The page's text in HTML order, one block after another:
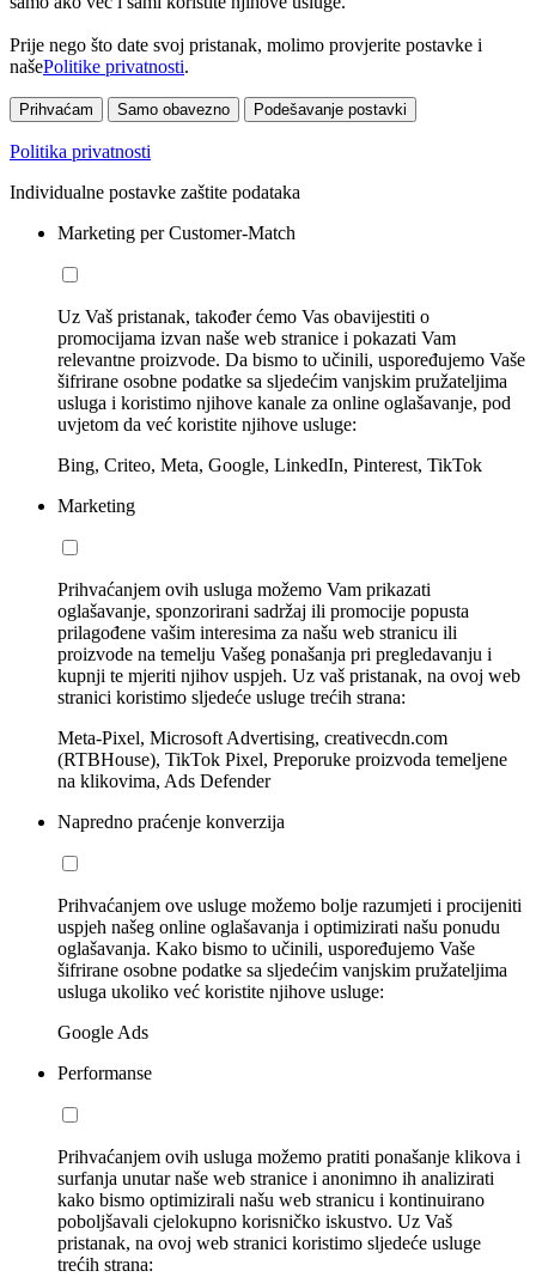
Prije nego što date svoj pristanak, molimo provjerite postavke i
našePolitike privatnosti.
Prihvaćam Samo obavezno Podešavanje postavki
Politika privatnosti
Individualne postavke zaštite podataka
Marketing per Customer-Match
Uz Vaš pristanak, također ćemo Vas obavijestiti o
promocijama izvan naše web stranice i pokazati Vam
relevantne proizvode. Da bismo to učinili, uspoređujemo Vaše
šifrirane osobne podatke sa sljedećim vanjskim pružateljima
usluga i koristimo njihove kanale za online oglašavanje, pod
uvjetom da već koristite njihove usluge:
Bing, Criteo, Meta, Google, LinkedIn, Pinterest, TikTok
Marketing
Prihvaćanjem ovih usluga možemo Vam prikazati
oglašavanje, sponzorirani sadržaj ili promocije popusta
prilagođene vašim interesima za našu web stranicu ili
proizvode na temelju Vašeg ponašanja pri pregledavanju i
kupnji te mjeriti njihov uspjeh. Uz vaš pristanak, na ovoj web
stranici koristimo sljedeće usluge trećih strana:
Meta-Pixel, Microsoft Advertising, creativecdn.com
(RTBHouse), TikTok Pixel, Preporuke proizvoda temeljene
na klikovima, Ads Defender
Napredno praćenje konverzija
Prihvaćanjem ove usluge možemo bolje razumjeti i procijeniti
uspjeh našeg online oglašavanja i optimizirati našu ponudu
oglašavanja. Kako bismo to učinili, uspoređujemo Vaše
šifrirane osobne podatke sa sljedećim vanjskim pružateljima
usluga ukoliko već koristite njihove usluge:
Google Ads
Performanse
Prihvaćanjem ovih usluga možemo pratiti ponašanje klikova i
surfanja unutar naše web stranice i anonimno ih analizirati
kako bismo optimizirali našu web stranicu i kontinuirano
poboljšavali cjelokupno korisničko iskustvo. Uz Vaš
pristanak, na ovoj web stranici koristimo sljedeće usluge
trećih strana: